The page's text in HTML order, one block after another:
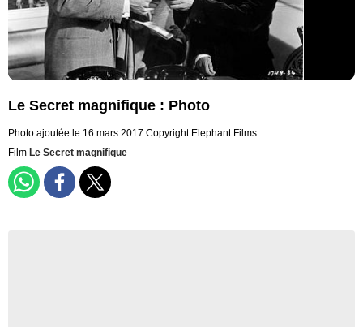
Le Secret magnifique : Photo
Photo ajoutée le 16 mars 2017 Copyright Elephant Films
Film Le Secret magnifique